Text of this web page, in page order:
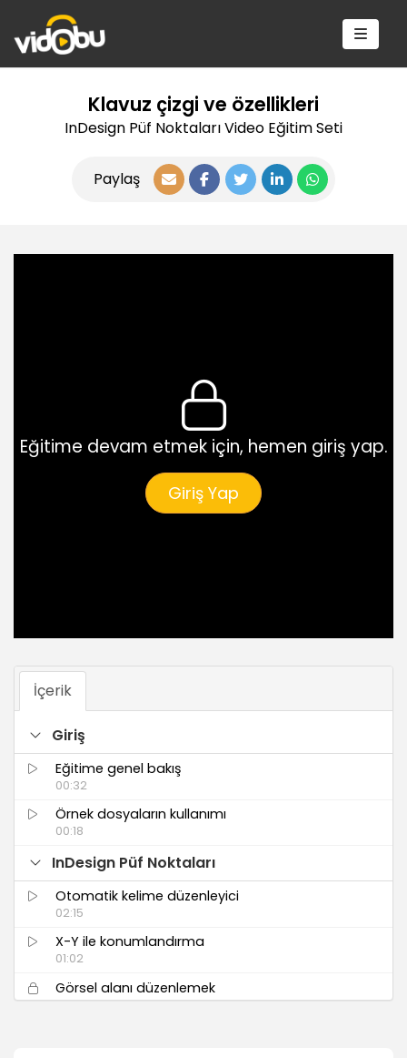
Klavuz çizgi ve özellikleri
InDesign Püf Noktaları Video Eğitim Seti
Paylaş
Eğitime devam etmek için, hemen giriş yap.
Giriş Yap
İçerik
Giriş
Eğitime genel bakış
00:32
Örnek dosyaların kullanımı
00:18
InDesign Püf Noktaları
Otomatik kelime düzenleyici
02:15
X-Y ile konumlandırma
01:02
Görsel alanı düzenlemek
01:10